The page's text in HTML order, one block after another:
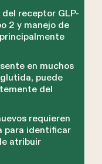
receptor GLP-
2 y manejo de
en muchos
puede
del
requieren
para identificar
atribuir